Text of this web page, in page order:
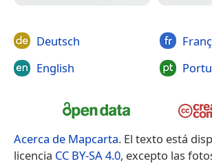
Deutsch
English
Acerca de Mapcarta. El texto está
licencia CC BY-SA 4.0, excepto las